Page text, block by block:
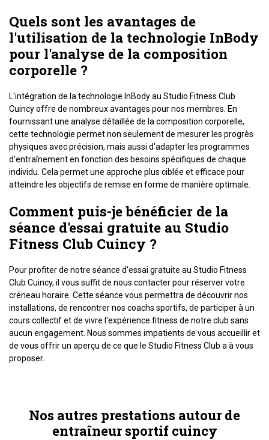
Quels sont les avantages de
l'utilisation de la technologie InBody
pour l'analyse de la composition
corporelle ?
L'intégration de la technologie InBody au Studio Fitness Club
Cuincy offre de nombreux avantages pour nos membres. En
fournissant une analyse détaillée de la composition corporelle,
cette technologie permet non seulement de mesurer les progrès
physiques avec précision, mais aussi d'adapter les programmes
d'entraînement en fonction des besoins spécifiques de chaque
individu. Cela permet une approche plus ciblée et efficace pour
atteindre les objectifs de remise en forme de manière optimale.
Comment puis-je bénéficier de la
séance d'essai gratuite au Studio
Fitness Club Cuincy ?
Pour profiter de notre séance d'essai gratuite au Studio Fitness
Club Cuincy, il vous suffit de nous contacter pour réserver votre
créneau horaire. Cette séance vous permettra de découvrir nos
installations, de rencontrer nos coachs sportifs, de participer à un
cours collectif et de vivre l'expérience fitness de notre club sans
aucun engagement. Nous sommes impatients de vous accueillir et
de vous offrir un aperçu de ce que le Studio Fitness Club a à vous
proposer.
Nos autres prestations autour de
entraîneur sportif cuincy